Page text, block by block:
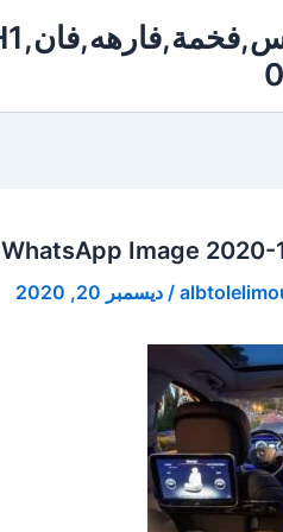
WhatsApp Image 2020-
/ ديسمبر 20, 2020